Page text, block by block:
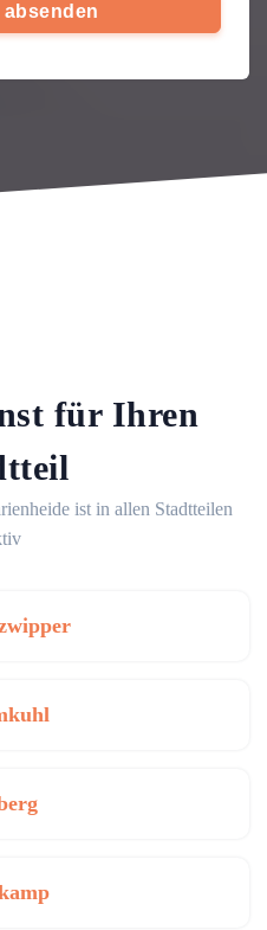
für Ihren
ist in allen Stadtteilen